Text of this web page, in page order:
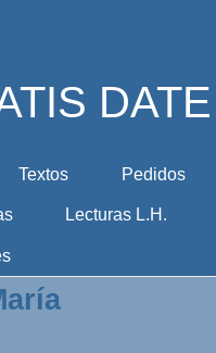
DATE
Textos Pedidos
Lecturas L.H.